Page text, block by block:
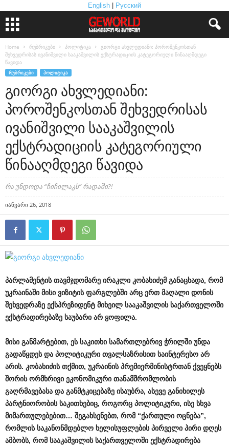
English Русский
Home რუბრიკები პოლიტიკა
გიორგი ახვლედიანი: პოროშენკოსთან
შეხვედრისას ივანიშვილი სააკაშვილის ექსტრადიციის კატეგორიული წინააღმდეგი
წავიდა
ᲠᲣᲑᲠᲘᲙᲔᲑᲘ ᲞᲝᲚᲘᲢᲘᲙᲐ
გიორგი ახვლედიანი:
პოროშენკოსთან შეხვედრისას
ივანიშვილი სააკაშვილის
ექსტრადიციის კატეგორიული
წინააღმდეგი წავიდა
რა უნდოდა “ჩიჩილაკს” რადაში?!
იანვარი 26, 2018
პარლამენტის თავმჯდომარე ირაკლი კობახიძემ განაცხადა, რომ
უკრაინაში მისი ვიზიტის ფარგლებში არც ერთ მაღალი დონის
შეხვედრაზე ექსპრეზიდენტ მიხეილ სააკაშვილის საქართველოში
ექსტრადირებაზე საუბარი არ ყოფილა.
მისი განმარტებით, ეს საკითხი სამართლებრივ ჭრილში უნდა
გადაწყდეს და პოლიტიკური თვალსაზრისით საინტერესო არ
არის. კობახიძის თქმით, უკრაინის პრემიერმინისტრთან ქვეყნებს
შორის ორმხრივი ეკონომიკური თანამშრომლობის
გაღრმავებასა და განმტკიცებაზე ისაუბრა, ასევე განიხილეს
პარტნიორობის საკითხებიც, როგორც პოლიტიკური, ისე სხვა
მიმართულებებით… შეგახსენებთ, რომ “ქართული ოცნება”,
რომლის საკანონმდებლო ხელისუფლების პირველი პირი დღეს
ამბობს, რომ სააკაშვილის საქართველოში ექსტრადირება